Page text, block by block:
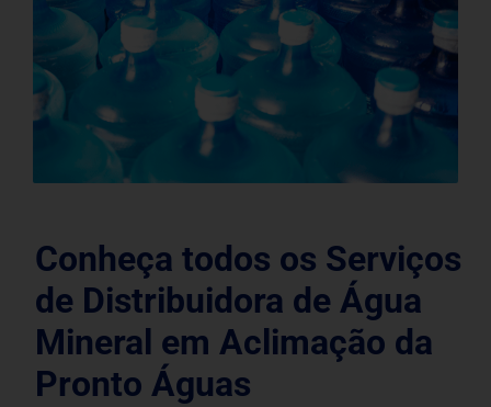
Conheça todos os Serviços
de Distribuidora de Água
Mineral em Aclimação da
Pronto Águas